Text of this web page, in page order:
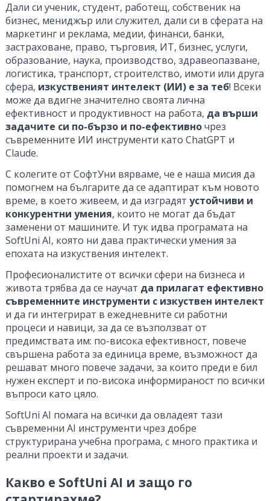
Дали си ученик, студент, работещ, собственик на
бизнес, мениджър или служител, дали си в сферата на
маркетинг и реклама, медии, финанси, банки,
застраховане, право, търговия, ИТ, бизнес, услуги,
образование, наука, производство, здравеопазване,
логистика, транспорт, строителство, имоти или друга
сфера, изкуственият интелект (ИИ) е за теб! Всеки
може да вдигне значително своята лична
ефективност и продуктивност на работа, да върши
задачите си по-бързо и по-ефективночрез
съвременните ИИ инструменти като ChatGPT и
Claude.
С колегите от СофтУни вярваме, че е наша мисия да
помогнем на българите да се адаптират към новото
време, в което живеем, и да изградят устойчиви и
конкурентни умения, които не могат да бъдат
заменени от машините. И тук идва програмата на
SoftUni AI, която ни дава практически умения за
епохата на изкуствения интелект.
Професионалистите от всички сфери на бизнеса и
живота трябва да се научат да прилагат ефективно
съвременните инструменти с изкуствен интелект
и да ги интегрират в ежедневните си работни
процеси и навици, за да се възползват от
предимствата им: по-висока ефективност, повече
свършена работа за единица време, възможност да
решават много повече задачи, за които преди е бил
нужен експерт и по-висока информираност по всички
въпроси като цяло.
SoftUni AI помага на всички да овладеят тази
съвременни AI инструменти чрез добре
структурирана учебна програма, с много практика и
реални проекти и задачи.
Какво е SoftUni AI и защо го